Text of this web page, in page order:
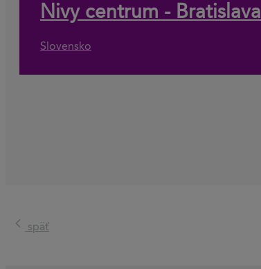
Nivy centrum - Bratislava
Slovensko
späť